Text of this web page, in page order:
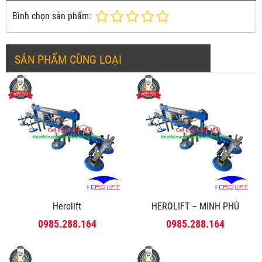
Bình chọn sản phẩm:
SẢN PHẨM CÙNG LOẠI
Herolift
0985.288.164
HEROLIFT – MINH PHÚ
0985.288.164